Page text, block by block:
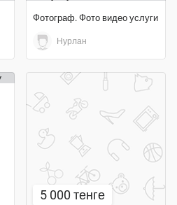
Фотограф. Фото видео услуги
Нурлан
5 000 тенге